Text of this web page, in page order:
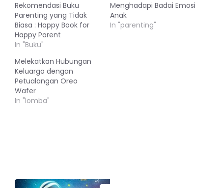
Rekomendasi Buku
Parenting yang Tidak
Biasa : Happy Book for
Happy Parent
In "Buku"
Menghadapi Badai Emosi
Anak
In "parenting"
Melekatkan Hubungan
Keluarga dengan
Petualangan Oreo
Wafer
In "lomba"